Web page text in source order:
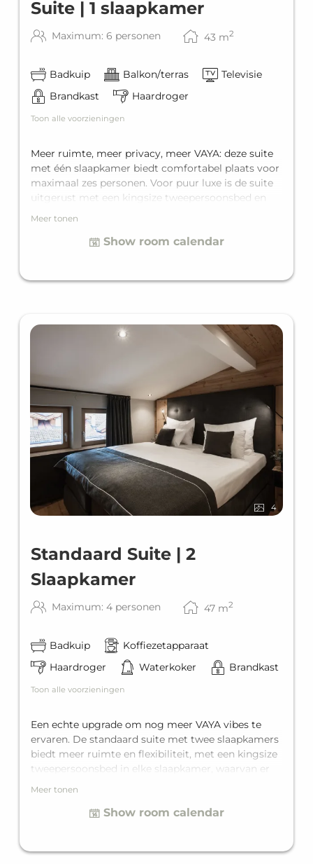
Suite | 1 slaapkamer
Maximum: 6 personen 43 m2
Badkuip Balkon/terras
Televisie
Brandkast
Haardroger
Toon alle voorzieningen
Meer ruimte, meer privacy, meer VAYA: deze suite
met één slaapkamer biedt comfortabel plaats voor
maximaal zes personen. Voor puur luxe is de suite
uitgerust met een kingsize tweepersoonsbed en
een extra stapelbed voor twee personen, en in de
tweepersoons slaapbank. Daarnaast is er een
Meer tonen
Show room calendar
4
Standaard Suite | 2
Slaapkamer
Maximum: 4 personen 47 m2
Badkuip
Koffiezetapparaat
Haardroger
Waterkoker Brandkast
Toon alle voorzieningen
Een echte upgrade om nog meer VAYA vibes te
ervaren. De standaard suite met twee slaapkamers
biedt meer ruimte en flexibiliteit, met een kingsize
tweepersoonsbed in elke slaapkamer, waarvan er
douche biedt de standaard suite comfortabel
Meer tonen
Show room calendar